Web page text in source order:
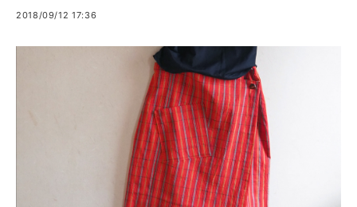
2018/09/12 17:36